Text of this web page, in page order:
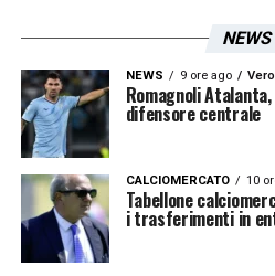
NEWS
NEWS 9 ore ago
Romagnoli
difensore centrale
CALCIOMERCATO 10
Tabellone
i trasferimenti in